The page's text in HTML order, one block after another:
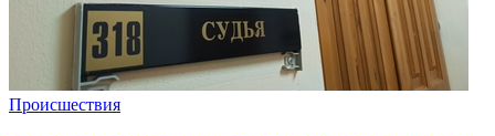
Происшествия